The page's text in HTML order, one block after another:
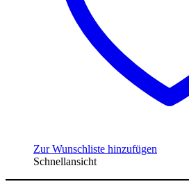
Zur Wunschliste hinzufügen
Schnellansicht